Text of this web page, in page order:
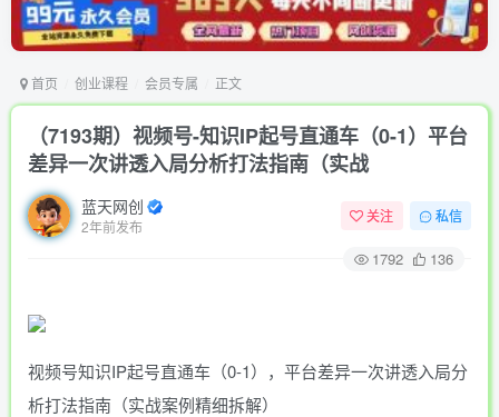
首页 创业课程 会员专属 正文
（7193期）视频号-知识IP起号直通车（0-1）平台
差异一次讲透入局分析打法指南（实战
蓝天网创
2年前发布
关注 私信
1792 136
视频号知识IP起号直通车（0-1），平台差异一次讲透入局分
析打法指南（实战案例精细拆解）